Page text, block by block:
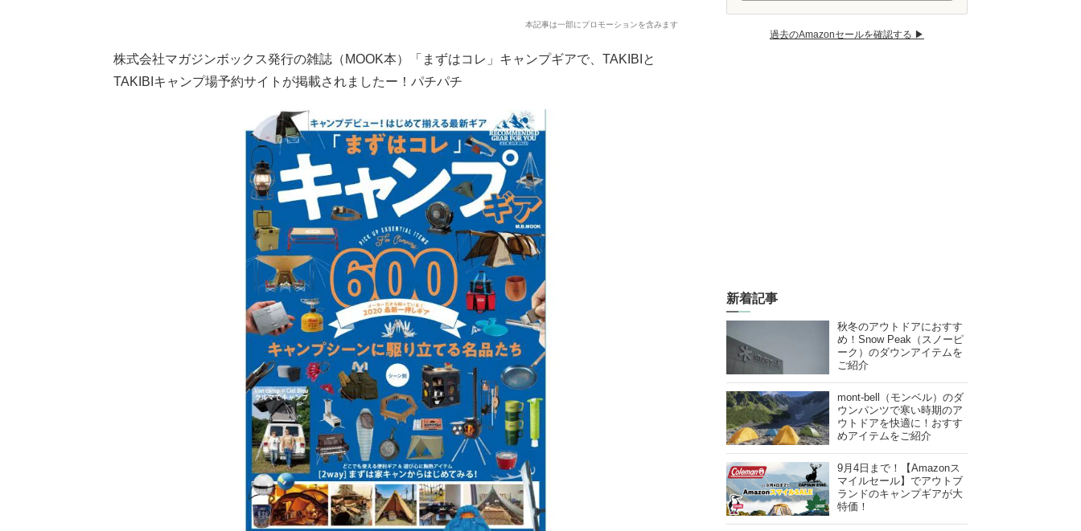
本記事は一部にプロモーションを含みます
株式会社マガジンボックス発行の雑誌（MOOK本）「まずはコレ」キャンプギアで、TAKIBIと
TAKIBIキャンプ場予約サイトが掲載されましたー！パチパチ
過去のAmazonセールを確認する ▶︎
新着記事
秋冬のアウトドアにおすす
め！Snow Peak（スノーピ
ーク）のダウンアイテムを
ご紹介
mont-bell（モンベル）のダ
ウンパンツで寒い時期のア
ウトドアを快適に！おすす
めアイテムをご紹介
9月4日まで！【Amazonス
マイルセール】でアウトブ
ランドのキャンプギアが大
特価！